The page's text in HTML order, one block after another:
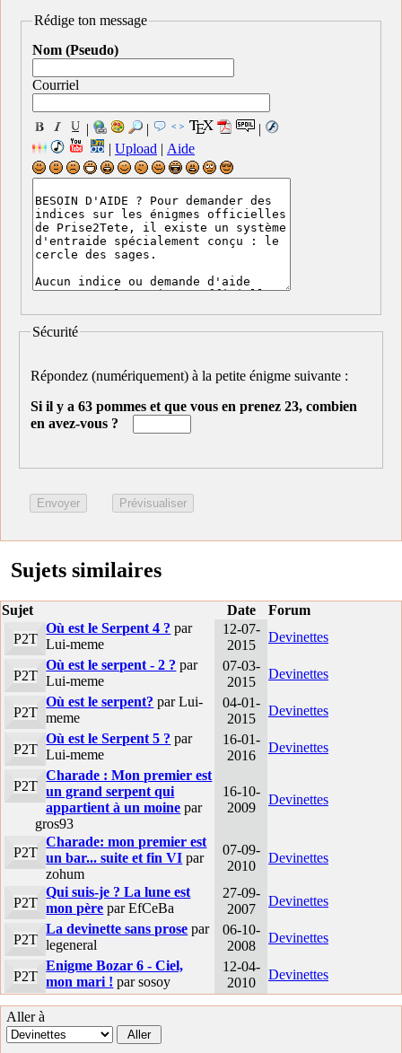
Rédige ton message
Nom (Pseudo)
Courriel
| |
|
| Upload | Aide
Sécurité
Répondez (numériquement) à la petite énigme suivante :
Si il y a 63 pommes et que vous en prenez 23, combien
en avez-vous ?
Sujets similaires
Sujet Date
Forum
P2T
Où est le Serpent 4 ? par
Lui-meme
12-07-
2015
Devinettes
P2T
Où est le serpent - 2 ? par
Lui-meme
07-03-
2015
Devinettes
P2T
Où est le serpent? par Lui-
meme
04-01-
2015
Devinettes
P2T
Où est le Serpent 5 ? par
Lui-meme
16-01-
2016
Devinettes
P2T
Charade : Mon premier est
un grand serpent qui
appartient à un moine par
gros93
16-10-
2009
Devinettes
P2T
Charade: mon premier est
un bar... suite et fin VI par
zohum
07-09-
2010
Devinettes
P2T
Qui suis-je ? La lune est
mon père par EfCeBa
27-09-
2007
Devinettes
P2T
La devinette sans prose par
legeneral
06-10-
2008
Devinettes
P2T
Enigme Bozar 6 - Ciel,
mon mari ! par sosoy
12-04-
2010
Devinettes
Aller à